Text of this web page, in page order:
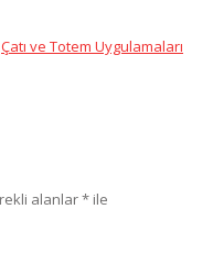
Çatı ve Totem Uygulamaları
alanlar* ile